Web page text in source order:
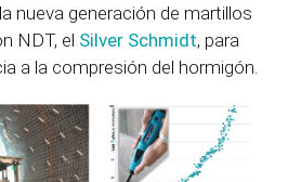
nueva generación de martillos
NDT, el Silver Schmidt, para
a la compresión del hormigón.